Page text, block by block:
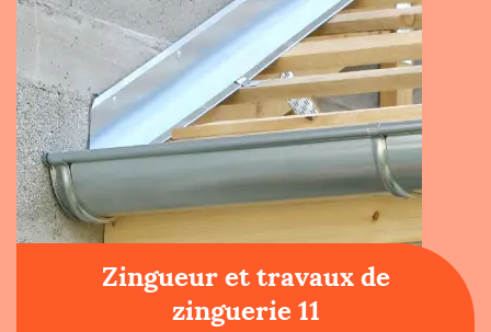
Zingueur et travaux de
zinguerie 11